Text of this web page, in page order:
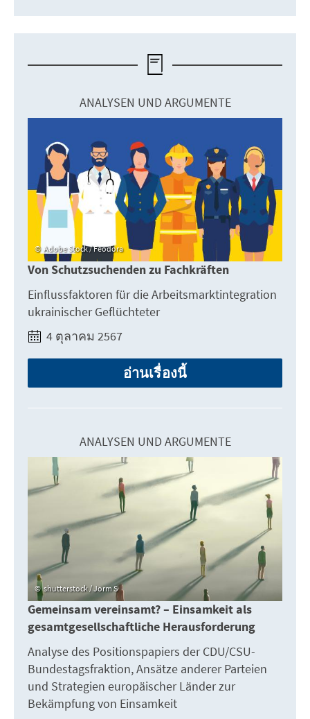
ANALYSEN UND ARGUMENTE
Adobe Stock / Feodora
Von Schutzsuchenden zu Fachkräften
Einflussfaktoren für die Arbeitsmarktintegration
ukrainischer Geflüchteter
4 ตุลาคม 2567
อ่านเรื่องนี้
ANALYSEN UND ARGUMENTE
shutterstock / Jorm S
Gemeinsam vereinsamt? – Einsamkeit als
gesamtgesellschaftliche Herausforderung
Analyse des Positionspapiers der CDU/CSU-
Bundestagsfraktion, Ansätze anderer Parteien
und Strategien europäischer Länder zur
Bekämpfung von Einsamkeit